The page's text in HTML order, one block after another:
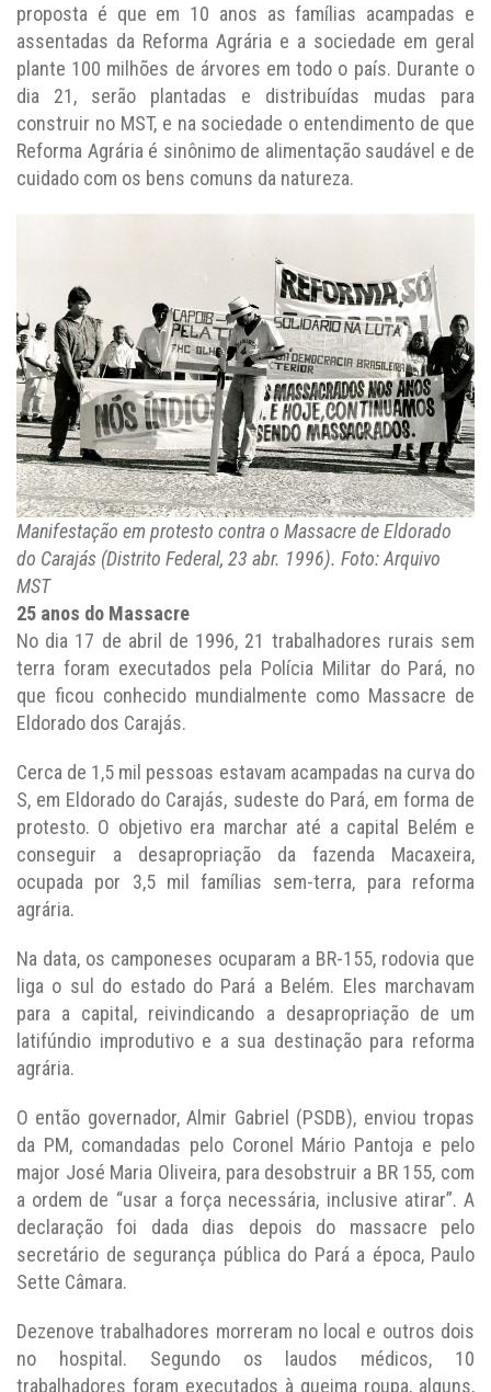
proposta é que em 10 anos as famílias acampadas e
assentadas da Reforma Agrária e a sociedade em geral
plante 100 milhões de árvores em todo o país. Durante o
dia 21, serão plantadas e distribuídas mudas para
construir no MST, e na sociedade o entendimento de que
Reforma Agrária é sinônimo de alimentação saudável e de
cuidado com os bens comuns da natureza.
Manifestação em protesto contra o Massacre de Eldorado
do Carajás (Distrito Federal, 23 abr. 1996). Foto: Arquivo
MST
25 anos do Massacre
No dia 17 de abril de 1996, 21 trabalhadores rurais sem
terra foram executados pela Polícia Militar do Pará, no
que ficou conhecido mundialmente como Massacre de
Eldorado dos Carajás.
Cerca de 1,5 mil pessoas estavam acampadas na curva do
S, em Eldorado do Carajás, sudeste do Pará, em forma de
protesto. O objetivo era marchar até a capital Belém e
conseguir a desapropriação da fazenda Macaxeira,
ocupada por 3,5 mil famílias sem-terra, para reforma
agrária.
Na data, os camponeses ocuparam a BR-155, rodovia que
liga o sul do estado do Pará a Belém. Eles marchavam
para a capital, reivindicando a desapropriação de um
latifúndio improdutivo e a sua destinação para reforma
agrária.
O então governador, Almir Gabriel (PSDB), enviou tropas
da PM, comandadas pelo Coronel Mário Pantoja e pelo
major José Maria Oliveira, para desobstruir a BR 155, com
a ordem de “usar a força necessária, inclusive atirar”. A
declaração foi dada dias depois do massacre pelo
secretário de segurança pública do Pará a época, Paulo
Sette Câmara.
Dezenove trabalhadores morreram no local e outros dois
no hospital. Segundo os laudos médicos, 10
trabalhadores foram executados à queima roupa, alguns,